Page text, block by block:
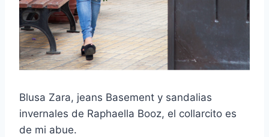
Blusa Zara, jeans Basement y sandalias
invernales de Raphaella Booz, el collarcito es
de mi abue.